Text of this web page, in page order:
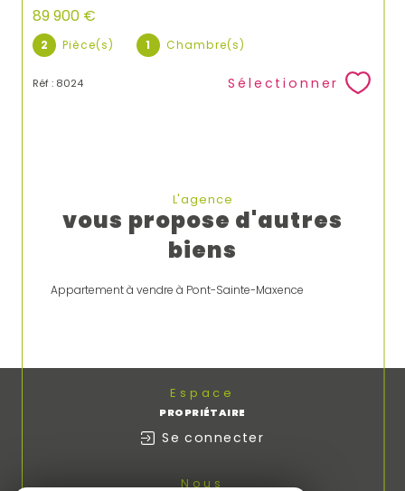
89 900 €
2 Pièce(s) 1 Chambre(s)
Réf : 8024 Sélectionner
L'agence
vous propose d'autres
biens
Appartement à vendre à Pont-Sainte-Maxence
Espace
PROPRIÉTAIRE
Se connecter
Nous